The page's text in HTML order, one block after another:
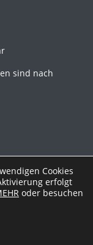
sind nach
GmbH
Cookies
erfolgt
oder besuchen